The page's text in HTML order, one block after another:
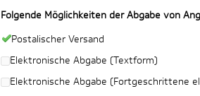
Folgende Möglichkeiten der Abgabe von
Postalischer Versand
Elektronische Abgabe (Textform)
Elektronische Abgabe (Fortgeschrittene